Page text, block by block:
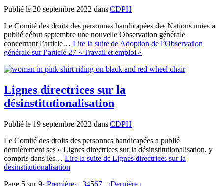
Publié le 20 septembre 2022 dans CDPH
Le Comité des droits des personnes handicapées des Nations unies a
publié début septembre une nouvelle Observation générale
concernant l’article… Lire la suite de Adoption de l’Observation
générale sur l’article 27 « Travail et emploi »
Lignes directrices sur la
désinstitutionalisation
Publié le 19 septembre 2022 dans CDPH
Le Comité des droits des personnes handicapées a publié
dernièrement ses « Lignes directrices sur la désinstitutionalisation, y
compris dans les… Lire la suite de Lignes directrices sur la
désinstitutionalisation
Page 5 sur 9‹ Première‹...34567...›Dernière ›